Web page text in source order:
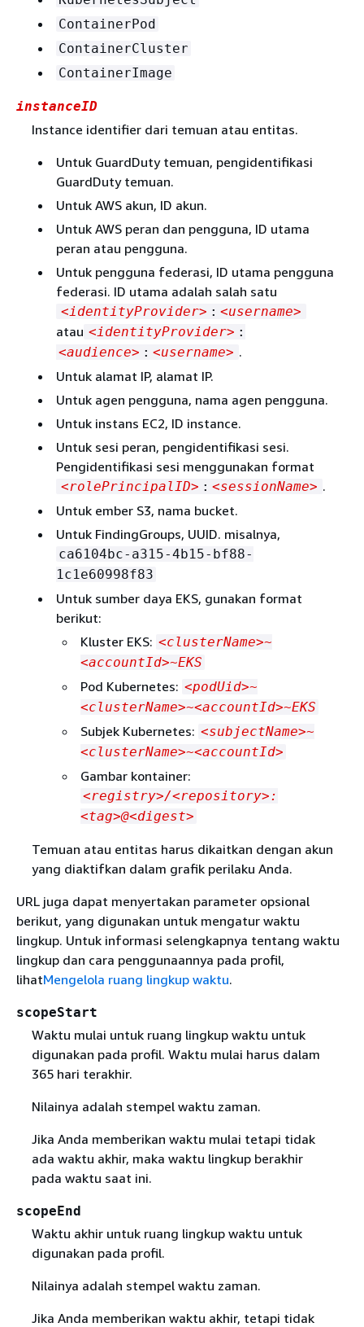
ContainerPod
ContainerCluster
ContainerImage
instanceID
Instance identifier dari temuan atau entitas.
Untuk GuardDuty temuan, pengidentifikasi
GuardDuty temuan.
Untuk AWS akun, ID akun.
Untuk AWS peran dan pengguna, ID utama
peran atau pengguna.
Untuk pengguna federasi, ID utama pengguna
federasi. ID utama adalah salah satu
<identityProvider> : <username>
atau <identityProvider> :
<audience> : <username> .
Untuk alamat IP, alamat IP.
Untuk agen pengguna, nama agen pengguna.
Untuk instans EC2, ID instance.
Untuk sesi peran, pengidentifikasi sesi.
Pengidentifikasi sesi menggunakan format
<rolePrincipalID> : <sessionName> .
Untuk ember S3, nama bucket.
Untuk FindingGroups, UUID. misalnya,
ca6104bc-a315-4b15-bf88-
1c1e60998f83
Untuk sumber daya EKS, gunakan format
berikut:
Kluster EKS: <clusterName>~
<accountId>~EKS
Pod Kubernetes: <podUid>~
<clusterName>~<accountId>~EKS
Subjek Kubernetes: <subjectName>~
<clusterName>~<accountId>
Gambar kontainer:
<registry>/<repository>:
<tag>@<digest>
Temuan atau entitas harus dikaitkan dengan akun
yang diaktifkan dalam grafik perilaku Anda.
URL juga dapat menyertakan parameter opsional
berikut, yang digunakan untuk mengatur waktu
lingkup. Untuk informasi selengkapnya tentang waktu
lingkup dan cara penggunaannya pada profil,
lihatMengelola ruang lingkup waktu.
scopeStart
Waktu mulai untuk ruang lingkup waktu untuk
digunakan pada profil. Waktu mulai harus dalam
365 hari terakhir.
Nilainya adalah stempel waktu zaman.
Jika Anda memberikan waktu mulai tetapi tidak
ada waktu akhir, maka waktu lingkup berakhir
pada waktu saat ini.
scopeEnd
Waktu akhir untuk ruang lingkup waktu untuk
digunakan pada profil.
Nilainya adalah stempel waktu zaman.
Jika Anda memberikan waktu akhir, tetapi tidak